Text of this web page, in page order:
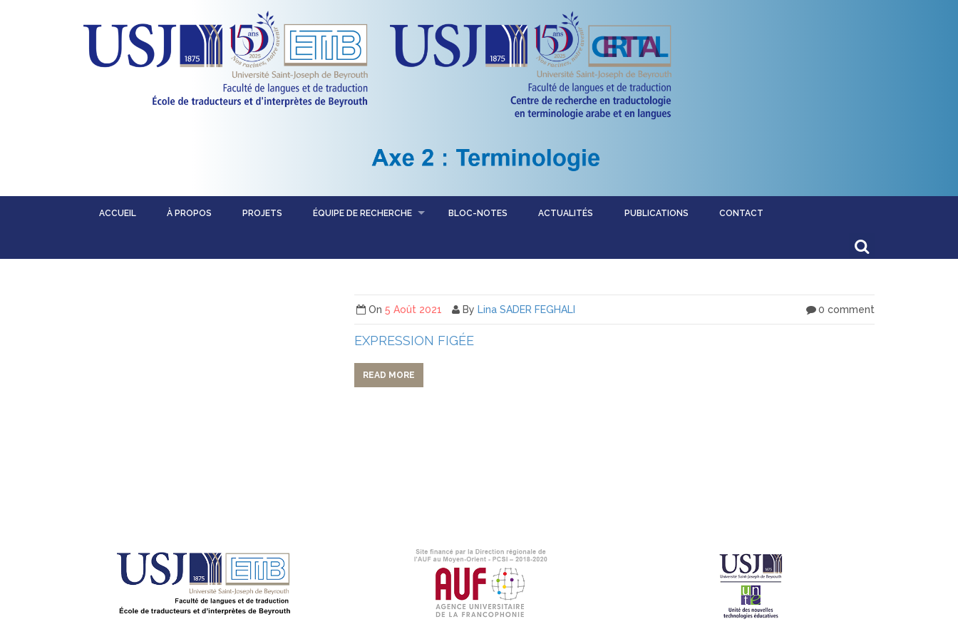
ACCUEIL À PROPOS PROJETS ÉQUIPE DE RECHERCHE BLOC-NOTES ACTUALITÉS PUBLICATIONS CONTACT
On 5 Août 2021 By Lina SADER FEGHALI 0 comment
EXPRESSION FIGÉE
READ MORE